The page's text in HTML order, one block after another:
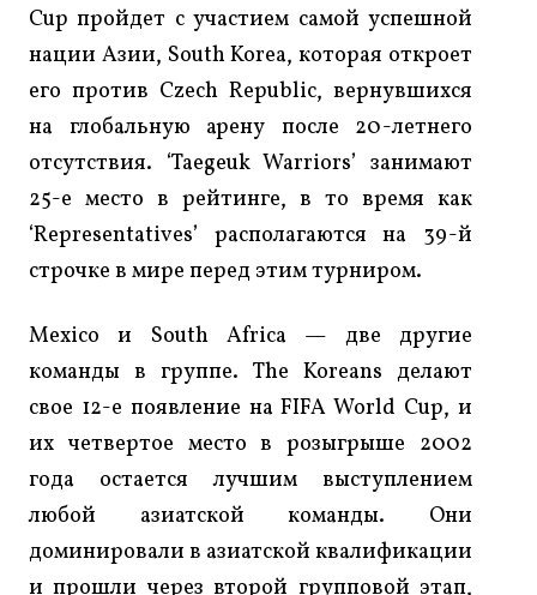
Cup пройдет с участием самой успешной
нации Азии, South Korea, которая откроет
его против Czech Republic, вернувшихся
на глобальную арену после 20-летнего
отсутствия. ‘Taegeuk Warriors’ занимают
25-е место в рейтинге, в то время как
‘Representatives’ располагаются на 39-й
строчке в мире перед этим турниром.
Mexico и South Africa — две другие
команды в группе. The Koreans делают
свое 12-е появление на FIFA World Cup, и
их четвертое место в розыгрыше 2002
года остается лучшим выступлением
любой азиатской команды. Они
доминировали в азиатской квалификации
и прошли через второй групповой этап,